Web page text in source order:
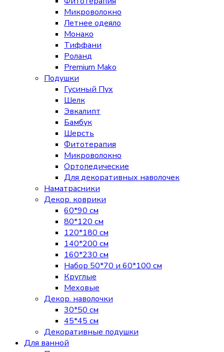
Микроволокно
Летнее одеяло
Монако
Тиффани
Роланд
Premium Mako
Подушки
Гусиный Пух
Шелк
Эвкалипт
Бамбук
Шерсть
Фитотерапия
Микроволокно
Ортопедические
Для декоративных наволочек
Наматрасники
Декор. коврики
60*90 см
80*120 см
120*180 см
140*200 см
160*230 см
Набор 50*70 и 60*100 см
Круглые
Меховые
Декор. наволочки
30*50 см
45*45 см
Декоративные подушки
Для ванной